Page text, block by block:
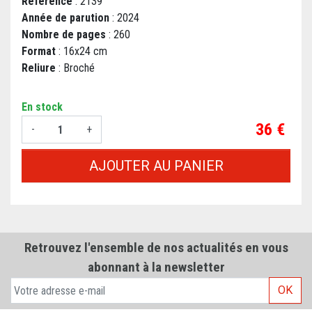
Année de parution : 2024
Nombre de pages : 260
Format : 16x24 cm
Reliure : Broché
En stock
-
+ Prix
36 €
AJOUTER AU PANIER
Retrouvez l'ensemble de nos actualités en vous
abonnant à la newsletter
OK